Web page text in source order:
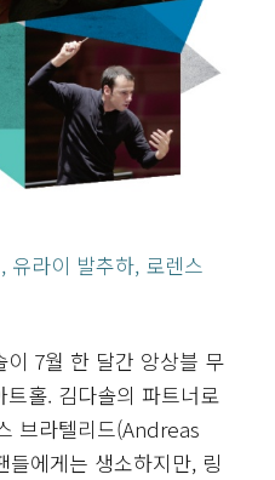
라이 발추하, 로렌스
이 7월 한 달간 앙상블 무
홀. 김다솔의 파트너로
브라텔리드(Andreas
에게는 생소하지만, 링